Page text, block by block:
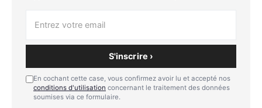
S'inscrire ›
En cochant cette case, vous confirmez avoir lu et accepté nos
conditions d'utilisation concernant le traitement des données
soumises via ce formulaire.